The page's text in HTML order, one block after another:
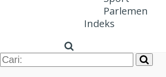
Parlemen
Indeks